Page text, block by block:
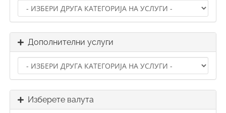
Дополнителни услуги
Изберете валута